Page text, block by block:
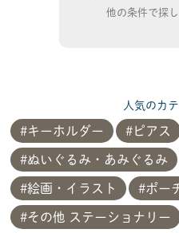
他の条件で探
人気のカ
キーホルダー ピアス
ぬいぐるみ・あみぐるみ
絵画・イラスト ポー
その他 ステーショナリー